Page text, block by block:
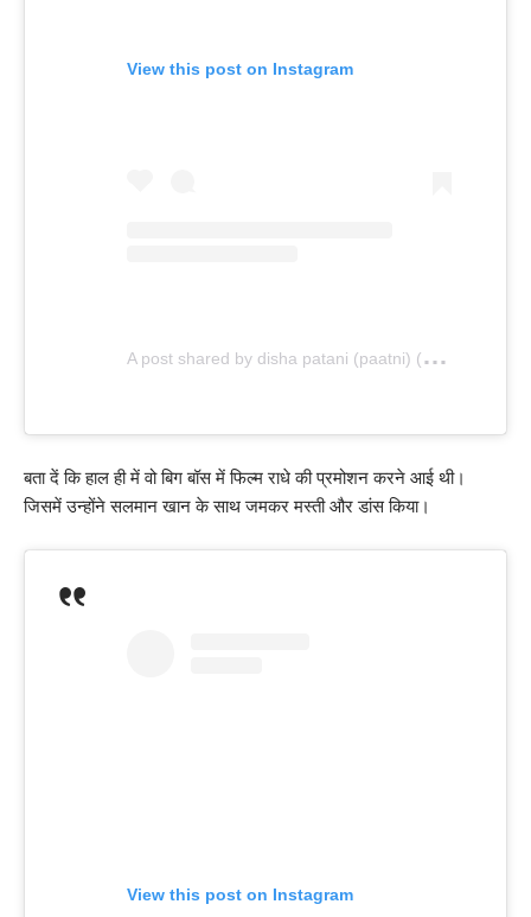
View this post on Instagram
A
post shared by disha patani (paatni) (@dishapatani)
बता दें कि हाल ही में वो बिग बॉस में फिल्म राधे की प्रमोशन करने आई थी।
जिसमें उन्होंने सलमान खान के साथ जमकर मस्ती और डांस किया।
View this post on Instagram